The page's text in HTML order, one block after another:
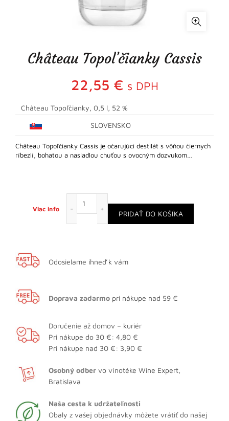
Château Topoľčianky Cassis
22,55 € s DPH
Château Topoľčianky, 0,5 l, 52 %
SLOVENSKO
Château Topoľčianky Cassis je očarujúci destilát s vôňou čiernych
ríbezlí, bohatou a nasladlou chuťou s ovocným dozvukom…
Viac info
PRIDAŤ DO KOŠÍKA
Odosielame ihneď k vám
Doprava zadarmo pri nákupe nad 59 €
Doručenie až domov – kuriér
Pri nákupe do 30 €: 4,80 €
Pri nákupe nad 30 €: 3,90 €
Osobný odber vo vínotéke Wine Expert,
Bratislava
Naša cesta k udržateľnosti
Obaly z vašej objednávky môžete vrátiť do našej